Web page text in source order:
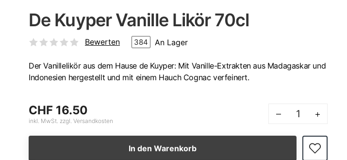
De Kuyper Vanille Likör 70cl
Bewerten 384 An Lager
Der Vanillelikör aus dem Hause de Kuyper: Mit Vanille-Extrakten aus Madagaskar und
Indonesien hergestellt und mit einem Hauch Cognac verfeinert.
CHF 16.50
inkl. MwSt. zzgl. Versandkosten
– +
In den Warenkorb